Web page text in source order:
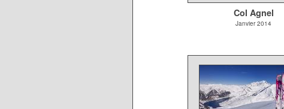
Col Agnel
Janvier 2014